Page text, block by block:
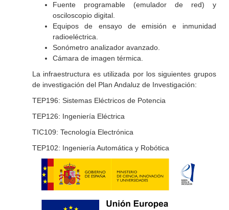
Fuente programable (emulador de red) y
osciloscopio digital.
Equipos de ensayo de emisión e inmunidad
radioeléctrica.
Sonómetro analizador avanzado.
Cámara de imagen térmica.
La infraestructura es utilizada por los siguientes grupos
de investigación del Plan Andaluz de Investigación:
TEP196: Sistemas Eléctricos de Potencia
TEP126: Ingeniería Eléctrica
TIC109: Tecnología Electrónica
TEP102: Ingeniería Automática y Robótica